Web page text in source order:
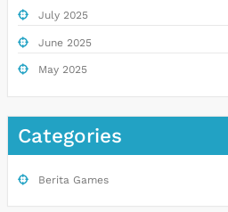
July 2025
June 2025
May 2025
Categories
Berita Games